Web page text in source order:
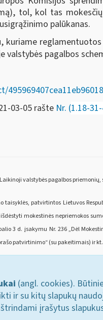
tol, kol tas
palūkanas.
kuriame
valstybės pagalbos
03-05 rašte Nr. (1.18-
valstybės pagalbos
taisyklės, patvirtintos Lietuvos
mokestinės nepriemokos
3 d. įsakymu Nr. 236 „Dėl
patvirtinimo“ (su pakeitimais) ir kt.
(angl. cookies).
ir su kitų slapukų
įrašytus